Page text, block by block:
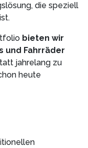
die speziell
bieten wir
und Fahrräder
jahrelang zu
heute